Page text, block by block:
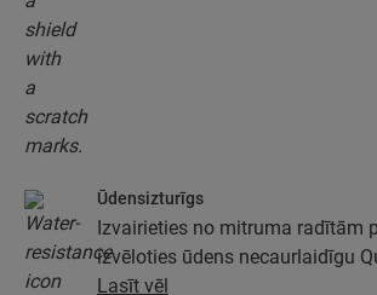
Ūdensizturīgs
Izvairieties no mitruma radītām
izvēloties ūdens necaurlaidīgu
Šīs grīdas ne tikai izskatās īpaši
Lasīt vēl